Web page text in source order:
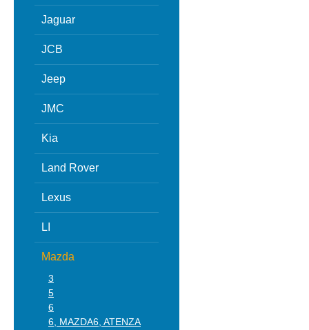
Jaguar
JCB
Jeep
JMC
Kia
Land Rover
Lexus
LI
Mazda
3
5
6
6, MAZDA6, ATENZA